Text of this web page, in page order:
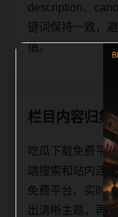
description、
键词保持一致，
值。
栏目内容归集
吃瓜下载免费平
端搜索和站内连
免费平台、实时
出清晰主题，再